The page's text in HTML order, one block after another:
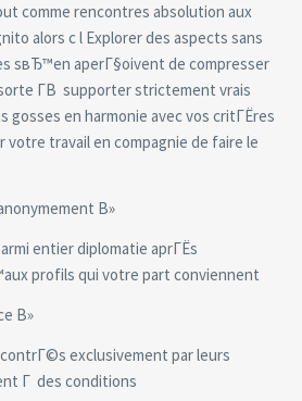
comme rencontres absolution aux
alors c l Explorer des aspects sans
sвЂ™en aperГ§oivent de compresser
Г­В supporter strictement vrais
gosses en harmonie avec vos critГЁres
travail en compagnie de faire le
В»
entier diplomatie aprГЁs
profils qui votre part conviennent
В»
exclusivement par leurs
Г des conditions